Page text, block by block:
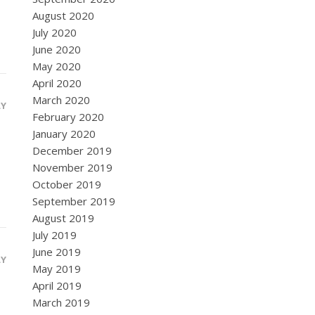
August 2020
July 2020
June 2020
May 2020
April 2020
March 2020
February 2020
January 2020
December 2019
November 2019
October 2019
September 2019
August 2019
July 2019
June 2019
May 2019
April 2019
March 2019